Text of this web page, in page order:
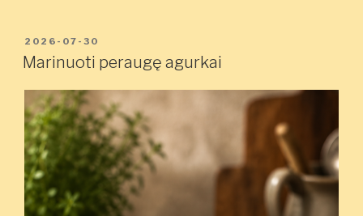
PASKELBTA
2026-07-30
Marinuoti peraugę agurkai